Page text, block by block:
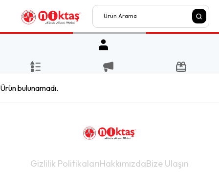
Ürün bulunamadı.
Gizlilik PolitikalarıHakkımızdaBize Ulaşın